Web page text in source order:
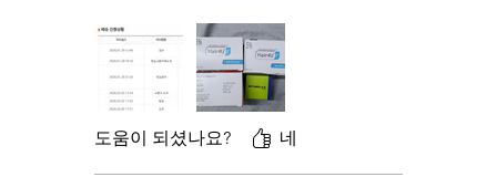
도움이 되셨나요? 네